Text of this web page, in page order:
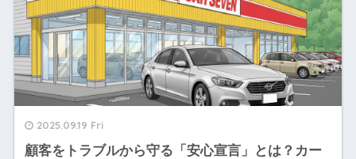
2025.09.19 Fri
顧客をトラブルから守る「安心宣言」とは？カー